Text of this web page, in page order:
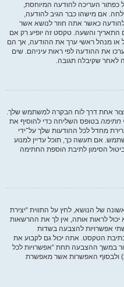
כפתור העריכה להודעה המיוחסת,
אם מישהו כבר הגיב להודעה,
כאשר אתה חוזר לנושא אשר
והשעה. טקסט זה יופיע רק אם
או מנהל ראשי ערך את ההודעה, אך הם
את ההודעה לפי ראות עיניהם. שים
לאחר שקיבלה תגובה.
אחת דרך לוח הבקרה למשתמש שלך.
חתימה בטופס השליחה כדי להוסיף את
מחדל לכל ההודעות שלך על־ידי
אם תעשה כך, תוכל עדיין למנוע
הסימון לתיבת הוספת החתימה
של הנושא, לחץ על התווית “יצירת
לראות אותה, אין לך את ההרשאות
אפשרויות להצבעה בשדות
הטקסט. אתה יכול גם לקבוע את
במשך ההצבעה תחת “אפשרויות לכל
לסקר בימים (0 לצמיתות) ולבסוף האפשרות אשר מאפשרת